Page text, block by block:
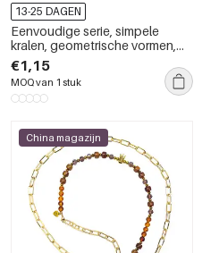
13-25 DAGEN
Eenvoudige serie, simpele
kralen, geometrische vormen,
acryl telefoonketting
€1,15
MOQ van 1 stuk
China magazijn